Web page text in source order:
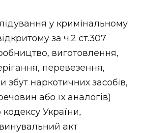
у кримінальному
за ч.2 ст.307
виготовлення,
перевезення,
збут наркотичних засобів,
або їх аналогів)
України,
акт